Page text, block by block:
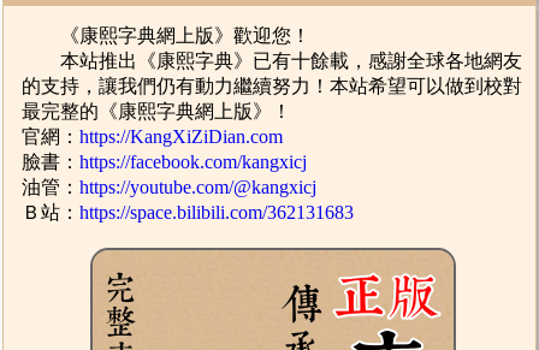
《康熙字典網上版》歡迎您！
本站推出《康熙字典》已有十餘載，感謝全球各地網友
的支持，讓我們仍有動力繼續努力！本站希望可以做到校對
最完整的《康熙字典網上版》！
官網：https://KangXiZiDian.com
臉書：https://facebook.com/kangxicj
油管：https://youtube.com/@kangxicj
Ｂ站：https://space.bilibili.com/362131683